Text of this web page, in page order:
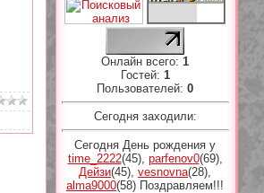
Онлайн всего: 1
Гостей: 1
Пользователей: 0
Сегодня заходили:
Сегодня День рождения у
time_2222(45), parfenov0(69),
Дейзи(45) vesnovna(28)
alma9000(58) Поздравляем!!!